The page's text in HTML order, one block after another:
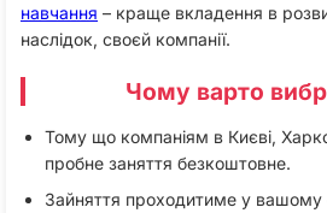
навчання – краще вкладення в
наслідок, своєй компанії.
Чому варто
Тому що компаніям в Києві,
пробне заняття безкоштовне.
Зайняття проходитиме у вашому